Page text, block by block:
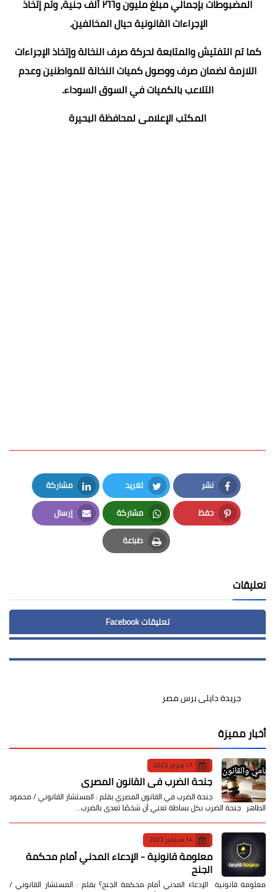
المضبوطات بإجمالي مبلغ مليون و٢٦٦ ألف جنية، وتم إتخاذ
الإجراءات القانونية حيال المخالفين.
كما تم التفتيش والمتابعة لحركة صرف النخالة وإتخاذ الإجراءات
اللازمة لضمان صرف ووصول كميات النخالة للمواطنين وعدم
التلاعب بالكميات في السوق السوداء.
المكتب الإعلامى لمحافظة البحيرة
نشر
Facebook
تغريد
Twitter
مشاركة
LinkedIn
حفظ
Pinterest
مشاركة
Whatsapp
إرسال
Email
طباعة
Print
تعليقات
تعليقات Facebook
جريدة دايلى برس مصر
أخبار مميزة
17 فبراير 2023
جنحة الضرب في القانون المصري
جنحة الضرب في القانون المصري بقلم : المستشار القانوني / محمود
الطاهر جنحة الضرب بكل بساطة تعني أن شخصًا تعدى بالضرب…
14 سبتمبر 2022
معلومة قانونية - الإدعاء المدني أمام محكمة
الجنح
معلومة قانونية الإدعاء المدني أمام محكمة الجنح؟ بقلم : المستشار القانوني /